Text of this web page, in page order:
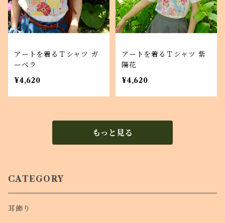
アートを着るＴシャツ ガ
ーベラ
¥4,620
アートを着るＴシャツ 紫
陽花
¥4,620
もっと見る
CATEGORY
耳飾り